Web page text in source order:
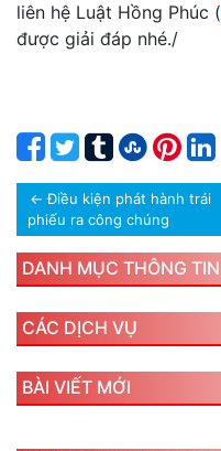
liên hệ Luật Hồng Phúc (
được giải đáp nhé./
← Điều kiện phát hành trái
phiếu ra công chúng
DANH MỤC THÔNG TIN
CÁC DỊCH VỤ
BÀI VIẾT MỚI